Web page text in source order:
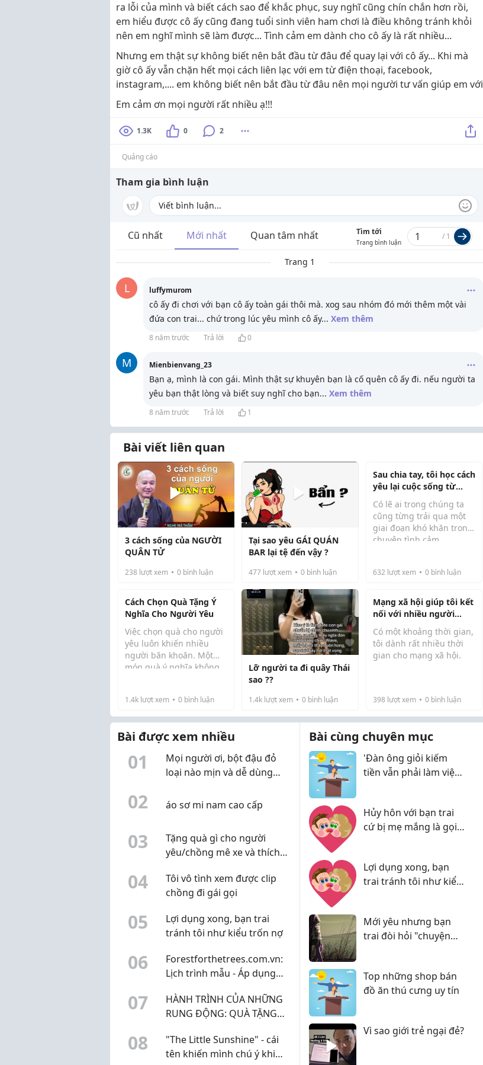
ra lỗi của mình và biết cách sao để khắc phục, suy nghĩ cũng chín chắn hơn rồi,
em hiểu được cô ấy cũng đang tuổi sinh viên ham chơi là điều không tránh khỏi
nên em nghĩ mình sẽ làm được... Tình cảm em dành cho cô ấy là rất nhiều...
Nhưng em thật sự không biết nên bắt đầu từ đâu để quay lại với cô ấy... Khi mà
giờ cô ấy vẫn chặn hết mọi cách liên lạc với em từ điện thoại, facebook,
instagram,.... em không biết nên bắt đầu từ đâu nên mọi người tư vấn giúp em với
Em cảm ơn mọi người rất nhiều ạ!!!
1.3K 0 2
Quảng cáo
Tham gia bình luận
Cũ nhất Mới nhất Quan tâm nhất Tìm tới
Trang bình luận
/ 1
Trang 1
L luffymurom
cô ấy đi chơi với bạn cô ấy toàn gái thôi mà. xog sau nhóm đó mới thêm một vài
đứa con trai... chứ trong lúc yêu mình cô ấy... Xem thêm
8 năm trước Trả lời 0
M Mienbienvang_23
Bạn ạ, mình là con gái. Mình thật sự khuyên bạn là cố quên cô ấy đi. nếu người ta
yêu bạn thật lòng và biết suy nghĩ cho bạn... Xem thêm
8 năm trước Trả lời 1
Bài viết liên quan
3 cách sống của NGƯỜI
QUÂN TỬ
238 lượt xem 0 bình luận
Tại sao yêu GÁI QUÁN
BAR lại tệ đến vậy ?
477 lượt xem 0 bình luận
Sau chia tay, tôi học cách
yêu lại cuộc sống từ
những điều giản dị nhất
Có lẽ ai trong chúng ta
cũng từng trải qua một
giai đoạn khó khăn trong
chuyện tình cảm.
Sau nhiều năm gắn bó,
mối quan hệ mà tôi từng
kết đẹp lại dừng lại theo
cách...
632 lượt xem 0bình luận
Cách Chọn Quà Tặng Ý
Nghĩa Cho Người Yêu
Việc chọn quà cho người
yêu luôn khiến nhiều
người băn khoăn. Một
món quà ý nghĩa không
phù hợp với sở thích và
thể hiện sự quan tâm.
1.4k lượt xem 0 bình luận
Lỡ người ta đi quây Thái
sao ??
1.4k lượt xem 0 bình luận
Mạng xã hội giúp tôi kết
nối với nhiều người
hơn, nhưng cũng khiến
tôi học cách sống chậm
lại
Có một khoảng thời gian,
tôi dành rất nhiều thời
gian cho mạng xã hội.
tra điện thoại. Trong giờ
nền tảng mạng xã hội để
cập nh...
398 lượt xem 0bình luận
Bài được xem nhiều
01
Mọi người ơi, bột đậu đỏ
loại nào mịn và dễ dùng
sang nguyên liệu thiên
02 áo sơ mi nam cao cấp
03
Tặng quà gì cho người
yêu/chồng mê xe và thích
04
Tôi vô tình xem được clip
chồng đi gái gọi
05
Lợi dụng xong, bạn trai
tránh tôi như kiểu trốn nợ
06
Forestforthetrees.com.vn:
Lịch trình mẫu - Áp dụng
Nẵng
07
HÀNH TRÌNH CỦA NHỮNG
RUNG ĐỘNG: QUÀ TẶNG
CUNG BẬC CẢM XÚC
KHÔNG THỂ GỌI TÊN
08
"The Little Sunshine" - cái
tên khiến mình chú ý khi
Bài cùng chuyên mục
'Đàn ông giỏi kiếm
tiền vẫn phải làm việc
Hủy hôn với bạn trai
cứ bị mẹ mắng là gọi
Lợi dụng xong, bạn
trai tránh tôi như kiểu
Mới yêu nhưng bạn
trai đòi hỏi "chuyện
Top những shop bán
đồ ăn thú cưng uy tín
Vì sao giới trẻ ngại đẻ?